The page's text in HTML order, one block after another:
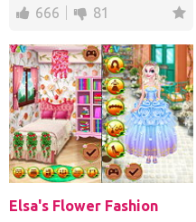
666 81
Elsa's Flower Fashion